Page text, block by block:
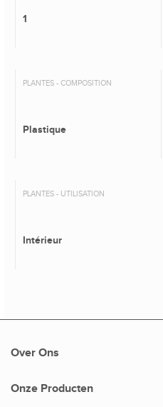
1
PLANTES - COMPOSITION
Plastique
PLANTES - UTILISATION
Intérieur
Over Ons
Onze Producten